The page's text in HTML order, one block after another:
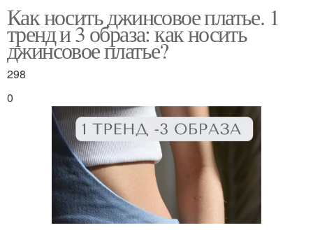
Как носить джинсовое платье. 1
тренд и 3 образа: как носить
джинсовое платье?
298
0